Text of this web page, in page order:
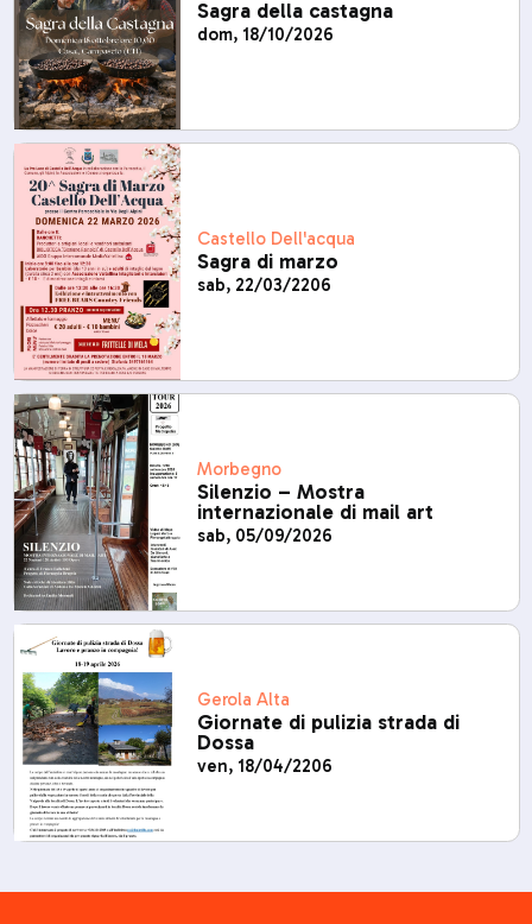
Sagra della castagna
dom, 18/10/2026
Castello Dell'acqua
Sagra di marzo
sab, 22/03/2206
Morbegno
Silenzio – Mostra
internazionale di mail art
sab, 05/09/2026
Gerola Alta
Giornate di pulizia strada di
Dossa
ven, 18/04/2206